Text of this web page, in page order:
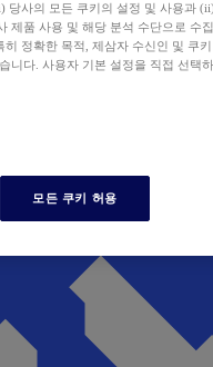
당사의 모든 쿠키의 설정 및 사용과
제품 사용 및 해당 분석 수단으로 수
정확한 목적, 제삼자 수신인 및 쿠
니다. 사용자 기본 설정을 직접 선택
모든 쿠키 허용